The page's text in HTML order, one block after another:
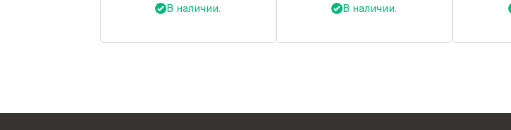
В наличии. В наличии.